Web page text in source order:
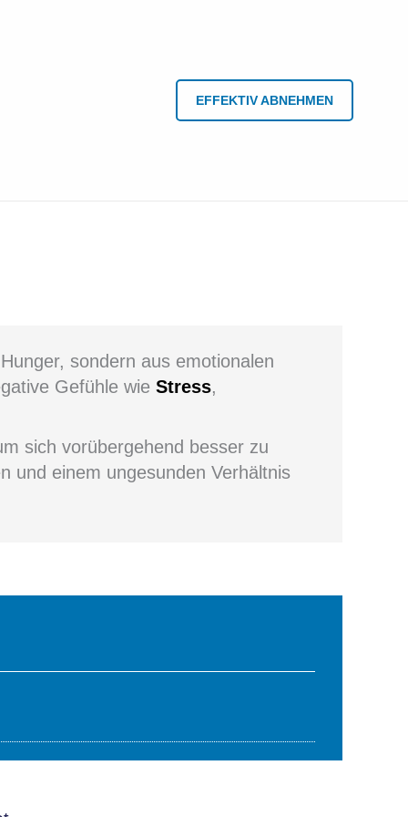
EFFEKTIV ABNEHMEN
sondern aus emotionalen
Gefühle wie Stress,
sich vorübergehend besser zu
und einem ungesunden Verhältnis